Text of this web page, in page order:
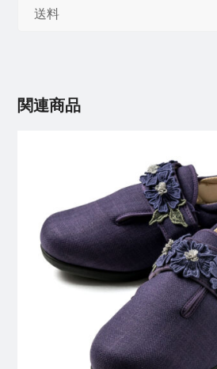
送料
関連商品